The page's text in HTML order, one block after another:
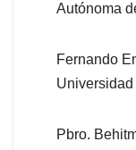
Autónoma
Fernando
Pbro.